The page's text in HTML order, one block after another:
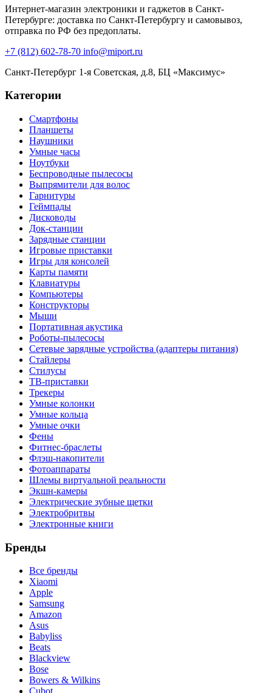
Интернет-магазин электроники и гаджетов в Санкт-
Петербурге: доставка по Санкт-Петербургу и самовывоз,
отправка по РФ без предоплаты.
+7 (812) 602-78-70 info@miport.ru
Санкт-Петербург 1-я Советская, д.8, БЦ «Максимус»
Категории
Смартфоны
Планшеты
Наушники
Умные часы
Ноутбуки
Беспроводные пылесосы
Выпрямители для волос
Гарнитуры
Геймпады
Дисководы
Док-станции
Зарядные станции
Игровые приставки
Игры для консолей
Карты памяти
Клавиатуры
Компьютеры
Конструкторы
Мыши
Портативная акустика
Роботы-пылесосы
Сетевые зарядные устройства (адаптеры питания)
Стайлеры
Стилусы
ТВ-приставки
Трекеры
Умные колонки
Умные кольца
Умные очки
Фены
Фитнес-браслеты
Флэш-накопители
Фотоаппараты
Шлемы виртуальной реальности
Экшн-камеры
Электрические зубные щетки
Электробритвы
Электронные книги
Бренды
Все бренды
Xiaomi
Apple
Samsung
Amazon
Asus
Babyliss
Beats
Blackview
Bose
Bowers & Wilkins